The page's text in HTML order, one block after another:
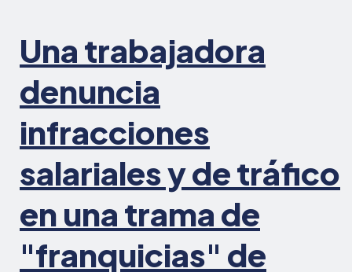
sienta
precedente
trata
de
seres
humanos
y
prácticas
Una trabajadora
denuncia
infracciones
salariales y de tráfico
en una trama de
"franquicias" de